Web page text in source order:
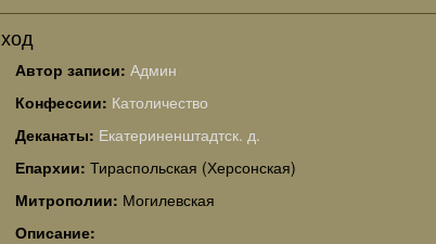
Автор записи: Админ
Конфессии: Католичество
Деканаты: Екатериненштадтск. д.
Епархии: Тираспольская (Херсонская)
Митрополии: Могилевская
Описание: